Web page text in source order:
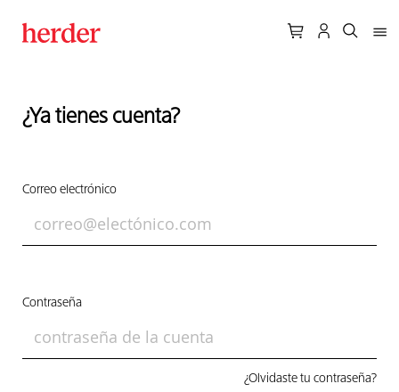
¿Ya tienes cuenta?
Correo electrónico
Contraseña
¿Olvidaste tu contraseña?